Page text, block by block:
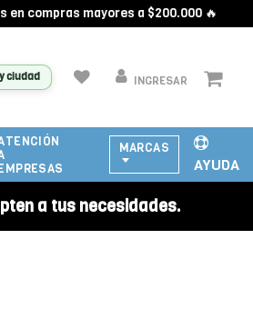
mayores a $200.000 🔥
ciudad INGRESAR
MARCAS
AYUDA
a tus necesidades.